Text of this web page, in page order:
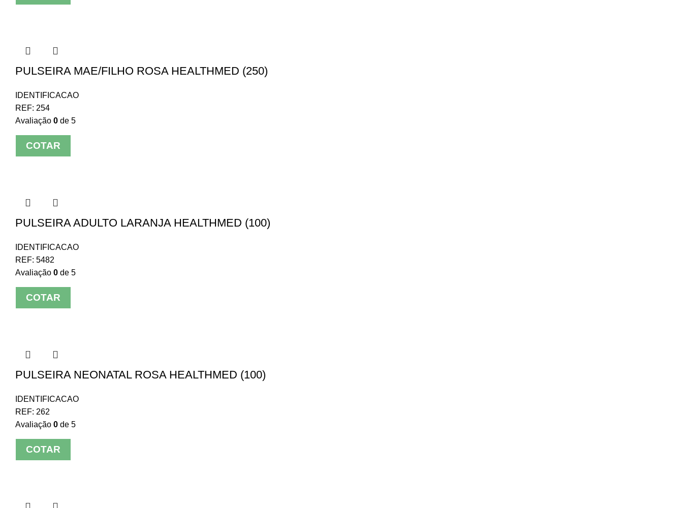
PULSEIRA MAE/FILHO ROSA HEALTHMED (250)
IDENTIFICACAO
REF: 254
Avaliação 0 de 5
COTAR
PULSEIRA ADULTO LARANJA HEALTHMED (100)
IDENTIFICACAO
REF: 5482
Avaliação 0 de 5
COTAR
PULSEIRA NEONATAL ROSA HEALTHMED (100)
IDENTIFICACAO
REF: 262
Avaliação 0 de 5
COTAR